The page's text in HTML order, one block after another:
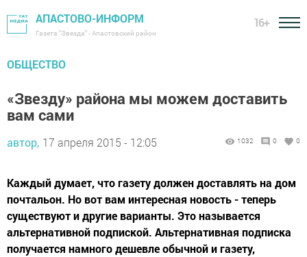
АПАСТОВО-ИНФОРМ
Газета "Звезда" - Апастовский район
16+
ОБЩЕСТВО
«Звезду» района мы можем доставить
вам сами
автор, 17 апреля 2015 - 12:05 1032 0 0
Каждый думает, что газету должен доставлять на дом
почтальон. Но вот вам интересная новость - теперь
существуют и другие варианты. Это называется
альтернативной подпиской. Альтернативная подписка
получается намного дешевле обычной и газету,